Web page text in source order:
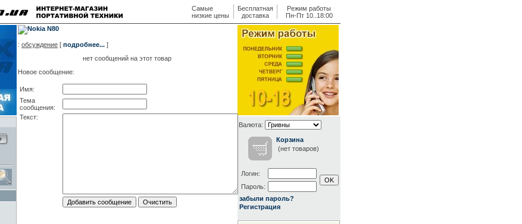
Самые
низкие цены
Бесплатная
доставка
Режим работы
Пн-Пт 10..18:00
: обсуждение [ подробнее... ]
нет сообщений на этот товар
Новое сообщение:
Имя:
Тема
сообщения:
Текст:
Валюта:
Корзина
(нет товаров)
Логин:
Пароль:
забыли пароль?
Регистрация